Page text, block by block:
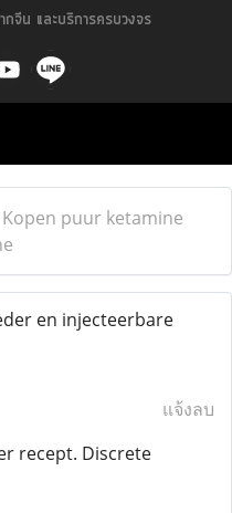
จีน และบริการครบวงจร
Kopen puur ketamine
en injecteerbare
แจ้งลบ
recept. Discrete